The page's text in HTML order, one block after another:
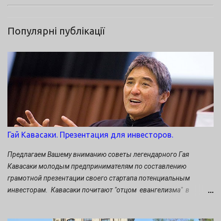
Популярні публікації
Гай Кавасаки. Презентация для инвесторов.
Предлагаем Вашему вниманию советы легендарного Гая
Кавасаки молодым предпринимателям по составлению
грамотной презентации своего стартапа потенциальным
инвесторам. Кавасаки почитают "отцом евангелизма" в